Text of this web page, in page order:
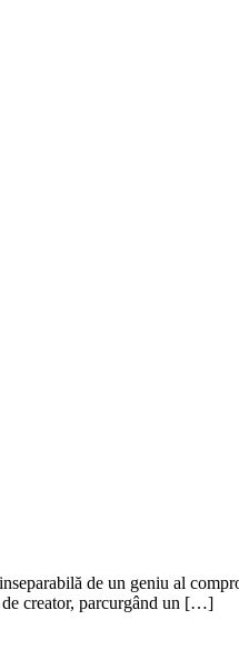
de un geniu al
de creator, parcurgând un […]